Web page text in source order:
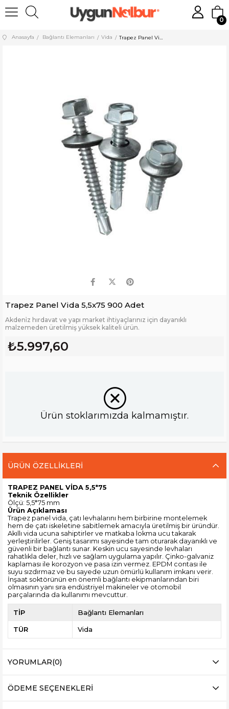
0
Anasayfa Bağlantı Elemanları Vida
Trapez Panel Vida 5,5x75 900 Adet
Akdeni̇z hırdavat ve yapı market ihtiyaçlarınız için dayanıklı
malzemeden üretilmiş yüksek kaliteli ürün.
₺5.997,60
Ürün stoklarımızda kalmamıştır.
ÜRÜN ÖZELLIKLERI
TRAPEZ PANEL VİDA 5,5*75
Teknik Özellikler
Ölçü: 5,5*75 mm
Ürün Açıklaması
Trapez panel vida, çatı levhalarını hem birbirine montelemek
hem de çatı iskeletine sabitlemek amacıyla üretilmiş bir üründür.
Akıllı vida ucuna sahiptirler ve matkaba lokma ucu takarak
yerleştirilirler. Geniş tasarımı sayesinde tam oturarak dayanıklı ve
güvenli bir bağlantı sunar. Keskin ucu sayesinde levhaları
rahatlıkla deler, hızlı ve sağlam uygulama yapılır. Çinko-galvaniz
kaplaması ile korozyon ve pasa izin vermez. EPDM contası ile
suyu sızdırmaz ve bu sayede uzun ömürlü kullanım imkanı verir.
İnşaat soktörünün en önemli bağlantı ekipmanlarından biri
olmasının yanı sıra endüstriyel makineler ve otomobil
parçalarında da kullanımı mevcuttur.
TİP Bağlantı Elemanları
TÜR Vida
YORUMLAR(0)
ÖDEME SEÇENEKLERI